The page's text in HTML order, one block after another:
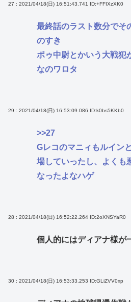
27 : 2021/04/18(日) 16:51:43.741 ID:+FFIXzXK0
最終話のラスト数分でそ
のすき
ポゥ中尉とかいう大戦犯
なのワロタ
29 : 2021/04/18(日) 16:53:09.086 ID:k0bs5KKb0
>>27
Gレコのマニィもルイン
場していったし、よくも
なったよなハゲ
28 : 2021/04/18(日) 16:52:22.264 ID:2oXNSYaR0
個人的にはディアナ様が
30 : 2021/04/18(日) 16:53:33.253 ID:GLiZVV0xp